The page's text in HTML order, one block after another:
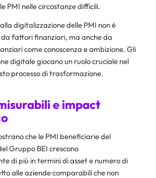
PMI nelle circostanze difficili.
digitalizzazione delle PMI non è
fattori finanziari, ma anche da
come conoscenza e ambizione. Gli
digitale giocano un ruolo cruciale nel
processo di trasformazione.
e impact
che le PMI beneficiarie del
Gruppo BEI crescono
di più in termini di asset e numero di
alle aziende comparabili che non